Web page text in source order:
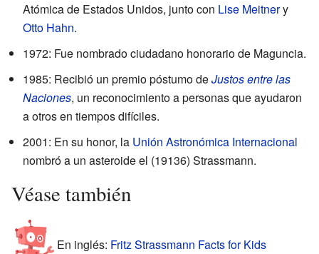
Atómica de Estados Unidos, junto con Lise Meitnery
Otto Hahn.
1972: Fue nombrado ciudadano honorario de Maguncia.
1985: Recibió un premio póstumo deJustos entre las
Naciones, un reconocimiento a personas que ayudaron
a otros en tiempos difíciles.
2001: En su honor, la Unión Astronómica Internacional
nombró a un asteroide el (19136) Strassmann.
Véase también
En inglés: Fritz Strassmann Facts for Kids